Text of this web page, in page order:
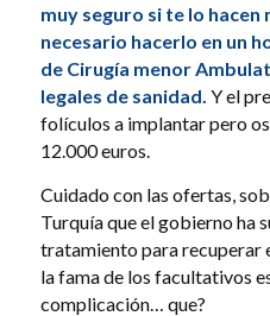
muy seguro si te lo hacen
necesario hacerlo en un
de Cirugía menor
legales de sanidad. Y el
folículos a implantar pero
12.000 euros.
Cuidado con las ofertas,
Turquía que el gobierno ha
tratamiento para recuperar
la fama de los facultativos
complicación… que?